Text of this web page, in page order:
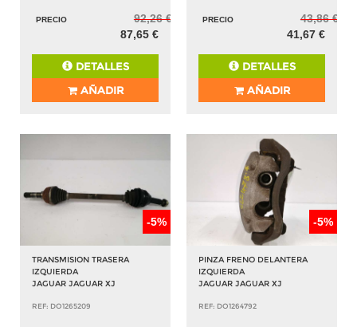
PRECIO
92,26 €
87,65 €
DETALLES
AÑADIR
PRECIO
43,86 €
41,67 €
DETALLES
AÑADIR
-5%
TRANSMISION TRASERA
IZQUIERDA
JAGUAR JAGUAR XJ
REF: DO1265209
-5%
PINZA FRENO DELANTERA
IZQUIERDA
JAGUAR JAGUAR XJ
REF: DO1264792